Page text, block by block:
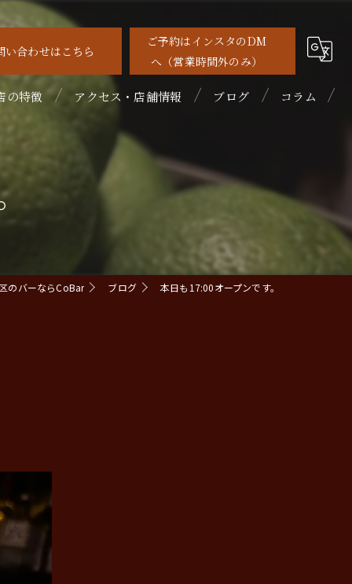
い合わせはこちら
ご予約はインスタのDM
へ（営業時間外のみ）
の特徴
スキー
アクセス・店舗情報 ブログ コラム
のバーならCoBar ブログ 本日も17:00オープンです。